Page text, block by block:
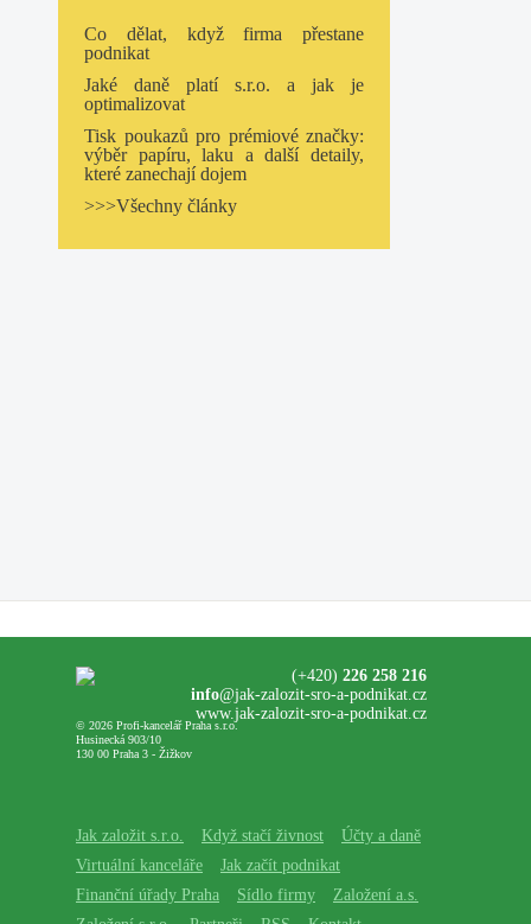
Co dělat, když firma přestane
podnikat
Jaké daně platí s.r.o. a jak je
optimalizovat
Tisk poukazů pro prémiové značky:
výběr papíru, laku a další detaily,
které zanechají dojem
>>>Všechny články
© 2026 Profi-kancelář Praha s.r.o.
Husinecká 903/10
130 00 Praha 3 - Žižkov
(+420) 226 258 216
info@jak-zalozit-sro-a-podnikat.cz
www.jak-zalozit-sro-a-podnikat.cz
Jak založit s.r.o. Když stačí živnost
Účty a daně
Virtuální kanceláře
Jak začít podnikat
Finanční úřady Praha
Sídlo firmy
Založení a.s.